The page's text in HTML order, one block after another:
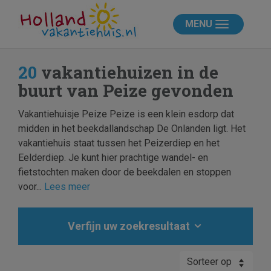
MENU
20 vakantiehuizen in de
buurt van Peize gevonden
Vakantiehuisje Peize Peize is een klein esdorp dat
midden in het beekdallandschap De Onlanden ligt. Het
vakantiehuis staat tussen het Peizerdiep en het
Eelderdiep. Je kunt hier prachtige wandel- en
fietstochten maken door de beekdalen en stoppen
voor... Lees meer
Verfijn uw zoekresultaat
Sorteer op